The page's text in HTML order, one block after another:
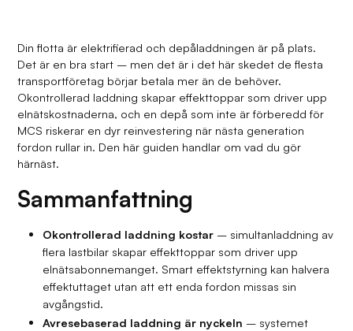
Din flotta är elektrifierad och depåladdningen är på plats.
Det är en bra start – men det är i det här skedet de flesta
transportföretag börjar betala mer än de behöver.
Okontrollerad laddning skapar effekttoppar som driver upp
elnätskostnaderna, och en depå som inte är förberedd för
MCS riskerar en dyr reinvestering när nästa generation
fordon rullar in. Den här guiden handlar om vad du gör
härnäst.
Sammanfattning
Okontrollerad laddning kostar – simultanladdning av
flera lastbilar skapar effekttoppar som driver upp
elnätsabonnemanget. Smart effektstyrning kan halvera
effektuttaget utan att ett enda fordon missas sin
avgångstid.
Avresebaserad laddning är nyckeln – systemet